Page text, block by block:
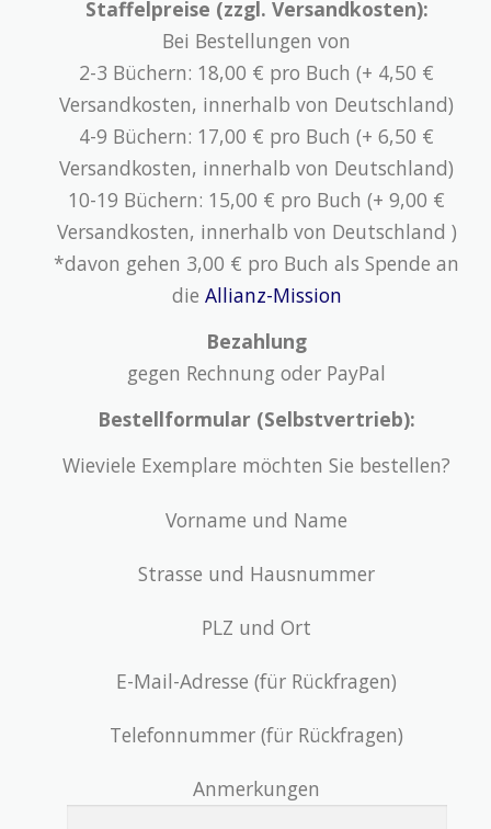
Staffelpreise (zzgl. Versandkosten):
Bei Bestellungen von
2-3 Büchern: 18,00 € pro Buch (+ 4,50 €
Versandkosten, innerhalb von Deutschland)
4-9 Büchern: 17,00 € pro Buch (+ 6,50 €
Versandkosten, innerhalb von Deutschland)
10-19 Büchern: 15,00 € pro Buch (+ 9,00 €
Versandkosten, innerhalb von Deutschland )
*davon gehen 3,00 € pro Buch als Spende an
die Allianz-Mission
Bezahlung
gegen Rechnung oder PayPal
Bestellformular (Selbstvertrieb):
Wieviele Exemplare möchten Sie bestellen?
Vorname und Name
Strasse und Hausnummer
PLZ und Ort
E-Mail-Adresse (für Rückfragen)
Telefonnummer (für Rückfragen)
Anmerkungen